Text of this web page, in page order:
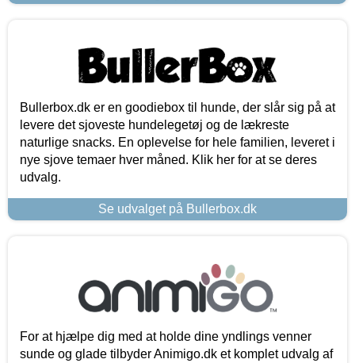
Bullerbox.dk er en goodiebox til hunde, der slår sig på at
levere det sjoveste hundelegetøj og de lækreste
naturlige snacks. En oplevelse for hele familien, leveret i
nye sjove temaer hver måned. Klik her for at se deres
udvalg.
Se udvalget på Bullerbox.dk
For at hjælpe dig med at holde dine yndlings venner
sunde og glade tilbyder Animigo.dk et komplet udvalg af